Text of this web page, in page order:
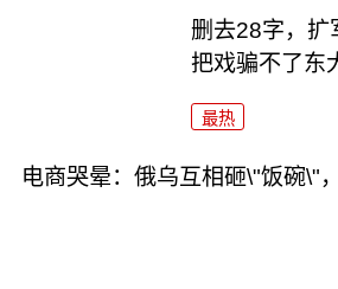
删去28字，扩
把戏骗不了东
最热
电商哭晕：俄乌互相砸\"饭碗\"